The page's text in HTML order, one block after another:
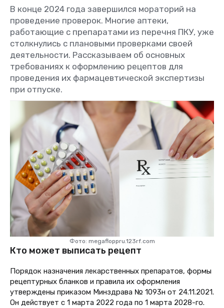
В конце 2024 года завершился мораторий на
проведение проверок. Многие аптеки,
работающие с препаратами из перечня ПКУ, уже
столкнулись с плановыми проверками своей
деятельности. Рассказываем об основных
требованиях к оформлению рецептов для
проведения их фармацевтической экспертизы
при отпуске.
Фото: megafloppru.123rf.com
Кто может выписать рецепт
Порядок назначения лекарственных препаратов, формы
рецептурных бланков и правила их оформления
утверждены приказом Минздрава № 1093н от 24.11.2021.
Он действует с 1 марта 2022 года по 1 марта 2028-го.